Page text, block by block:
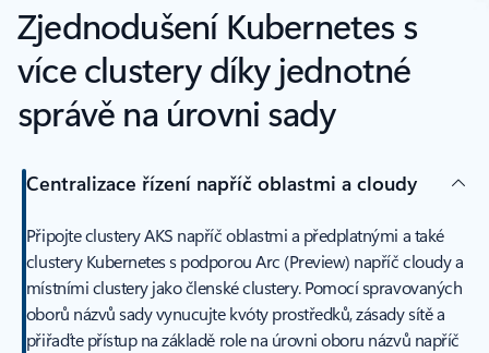
Zjednodušení Kubernetes s
více clustery díky jednotné
správě na úrovni sady
Centralizace řízení napříč oblastmi a cloudy
Připojte clustery AKS napříč oblastmi a předplatnými a také
clustery Kubernetes s podporou Arc (Preview) napříč cloudy a
místními clustery jako členské clustery. Pomocí spravovaných
oborů názvů sady vynucujte kvóty prostředků, zásady sítě a
přiřaďte přístup na základě role na úrovni oboru názvů napříč